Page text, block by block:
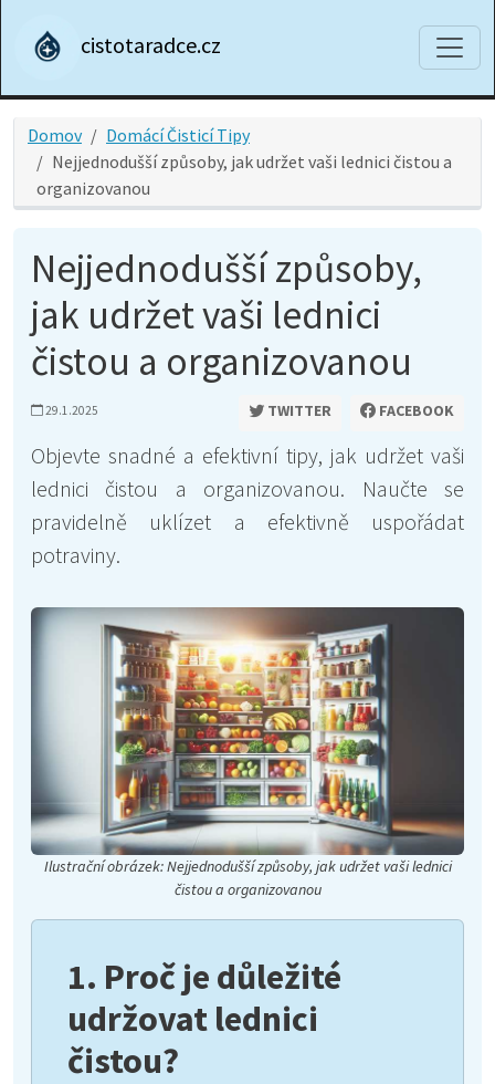
cistotaradce.cz
Domov
Domácí Čisticí Tipy
Nejjednodušší způsoby, jak udržet vaši lednici čistou a
organizovanou
Nejjednodušší způsoby,
jak udržet vaši lednici
čistou a organizovanou
29.1.2025 TWITTER FACEBOOK
Objevte snadné a efektivní tipy, jak udržet vaši
lednici čistou a organizovanou. Naučte se
pravidelně uklízet a efektivně uspořádat
potraviny.
Ilustrační obrázek: Nejjednodušší způsoby, jak udržet vaši lednici
čistou a organizovanou
1. Proč je důležité
udržovat lednici
čistou?